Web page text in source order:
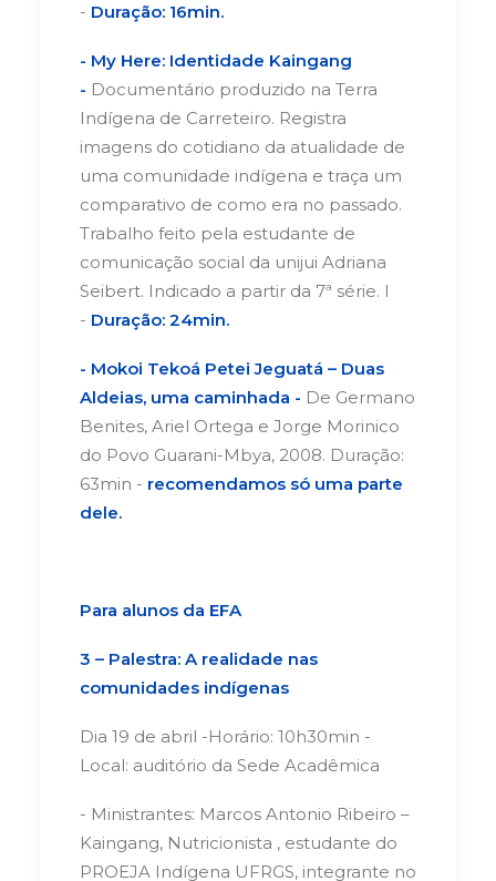
- Duração: 16min.
- My Here: Identidade Kaingang
- Documentário produzido na Terra
Indígena de Carreteiro. Registra
imagens do cotidiano da atualidade de
uma comunidade indígena e traça um
comparativo de como era no passado.
Trabalho feito pela estudante de
comunicação social da unijui Adriana
Seibert. Indicado a partir da 7ª série. l
- Duração: 24min.
- Mokoi Tekoá Petei Jeguatá – Duas
Aldeias, uma caminhada - De Germano
Benites, Ariel Ortega e Jorge Morinico
do Povo Guarani-Mbya, 2008. Duração:
63min - recomendamos só uma parte
dele.
Para alunos da EFA
3 – Palestra: A realidade nas
comunidades indígenas
Dia 19 de abril -Horário: 10h30min -
Local: auditório da Sede Acadêmica
- Ministrantes: Marcos Antonio Ribeiro –
Kaingang, Nutricionista , estudante do
PROEJA Indígena UFRGS, integrante no